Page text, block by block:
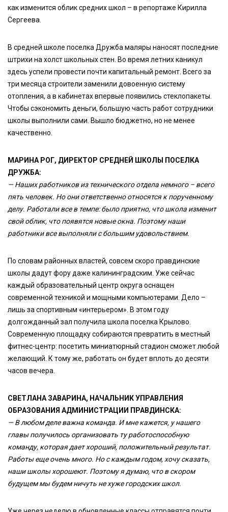
как изменится облик средних школ – в репортаже Кирилла
Сергеева.
В средней школе поселка Дружба маляры наносят последние
штрихи на холст школьных стен. Во время летних каникул
здесь успели провести почти капитальный ремонт. Всего за
три месяца строители заменили довоенную систему
отопления, а в кабинетах впервые появились стеклопакеты.
Чтобы сэкономить деньги, большую часть работ сотрудники
школы выполнили сами. Вышло бюджетно, но не менее
качественно.
МАРИНА РОГ, ДИРЕКТОР СРЕДНЕЙ ШКОЛЫ ПОСЕЛКА
ДРУЖБА:
— Наших работников из технического отдела немного – всего
пять человек. Но они ответственно относятся к порученному
делу. Работали все в темпе: было приятно, что школа изменит
свой облик, что появятся новые окна. Поэтому наши
работники все выполняли с большим удовольствием.
По словам районных властей, совсем скоро правдинские
школы дадут фору даже калининградским. Уже сейчас
каждый образовательный центр округа оснащен
современной техникой и мощными компьютерами. Дело –
лишь за спортивным «интерьером». В этом году
долгожданный зал получила школа поселка Крылово.
Современную площадку собираются превратить в местный
фитнес-центр: посетить миниатюрный стадион сможет любой
желающий. К тому же, работать он будет вплоть до десяти
часов вечера.
СВЕТЛАНА ЗАВАРИНА, НАЧАЛЬНИК УПРАВЛЕНИЯ
ОБРАЗОВАНИЯ АДМИНИСТРАЦИИ ПРАВДИНСКА:
— В любом деле важна команда. И мне кажется, у нашего
главы получилось организовать ту работоспособную
команду, которая дает хороший, положительный результат.
Работы еще очень много. Но с каждым годом, хочу сказать,
наши школы хорошеют. Поэтому я думаю, что в скором
будущем мы будем ничуть не хуже городских школ.